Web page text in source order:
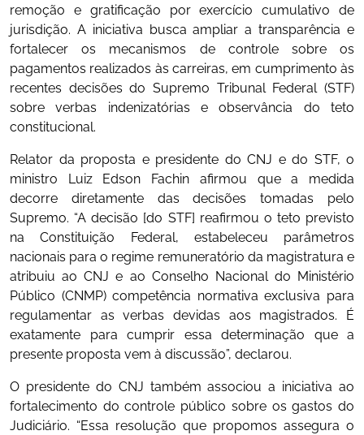
remoção e gratificação por exercício cumulativo de
jurisdição. A iniciativa busca ampliar a transparência e
fortalecer os mecanismos de controle sobre os
pagamentos realizados às carreiras, em cumprimento às
recentes decisões do Supremo Tribunal Federal (STF)
sobre verbas indenizatórias e observância do teto
constitucional.
Relator da proposta e presidente do CNJ e do STF, o
ministro Luiz Edson Fachin afirmou que a medida
decorre diretamente das decisões tomadas pelo
Supremo. “A decisão [do STF] reafirmou o teto previsto
na Constituição Federal, estabeleceu parâmetros
nacionais para o regime remuneratório da magistratura e
atribuiu ao CNJ e ao Conselho Nacional do Ministério
Público (CNMP) competência normativa exclusiva para
regulamentar as verbas devidas aos magistrados. É
exatamente para cumprir essa determinação que a
presente proposta vem à discussão”, declarou.
O presidente do CNJ também associou a iniciativa ao
fortalecimento do controle público sobre os gastos do
Judiciário. “Essa resolução que propomos assegura o